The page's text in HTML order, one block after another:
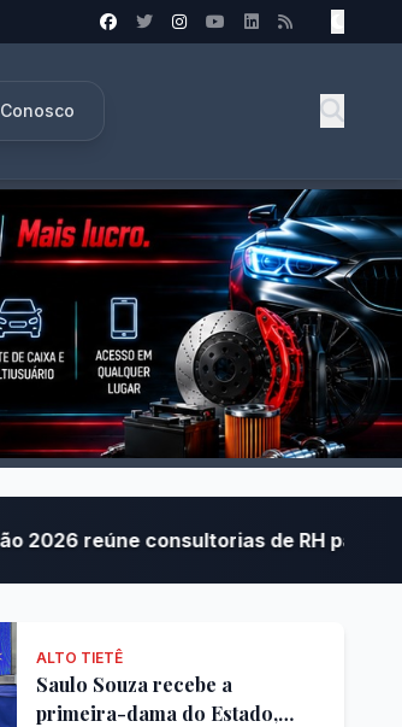
de RH para discutir como a IA
ALTO TIETÊ
Saulo Souza recebe a
primeira-dama do Estado,